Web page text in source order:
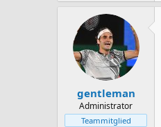
gentleman
Administrator
Teammitglied